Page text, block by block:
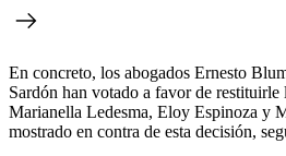
En concreto, los abogados Ernesto
Sardón han votado a favor de restituirle
Marianella Ledesma, Eloy Espinoza y
mostrado en contra de esta decisión,